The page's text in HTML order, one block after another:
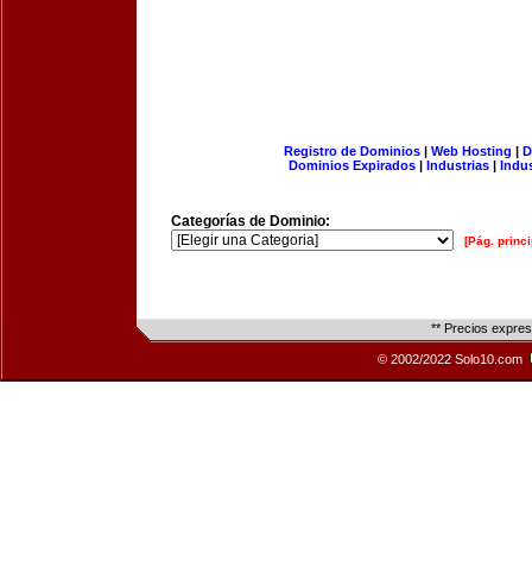
Registro de Dominios| Web Hosting |
Dominios Expirados | Industrias |
Categorías de Dominio:
[Pág.
** Precios
© 2002/2022 Solo10.com